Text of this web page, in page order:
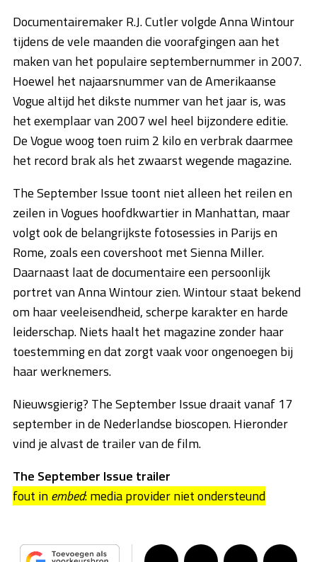
Documentairemaker R.J. Cutler volgde Anna Wintour
tijdens de vele maanden die voorafgingen aan het
maken van het populaire septembernummer in 2007.
Hoewel het najaarsnummer van de Amerikaanse
Vogue altijd het dikste nummer van het jaar is, was
het exemplaar van 2007 wel heel bijzondere editie.
De Vogue woog toen ruim 2 kilo en verbrak daarmee
het record brak als het zwaarst wegende magazine.
The September Issue toont niet alleen het reilen en
zeilen in Vogues hoofdkwartier in Manhattan, maar
volgt ook de belangrijkste fotosessies in Parijs en
Rome, zoals een covershoot met Sienna Miller.
Daarnaast laat de documentaire een persoonlijk
portret van Anna Wintour zien. Wintour staat bekend
om haar veeleisendheid, scherpe karakter en harde
leiderschap. Niets haalt het magazine zonder haar
toestemming en dat zorgt vaak voor ongenoegen bij
haar werknemers.
Nieuwsgierig? The September Issue draait vanaf 17
september in de Nederlandse bioscopen. Hieronder
vind je alvast de trailer van de film.
The September Issue trailer
fout inembed: media provider niet ondersteund